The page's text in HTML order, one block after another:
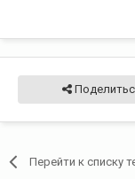
Перейти к списку